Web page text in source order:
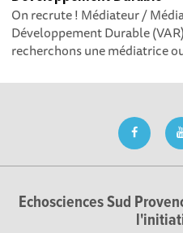
On recrute ! Médiateur /
Développement Durable
recherchons une médiatrice
Echosciences Sud